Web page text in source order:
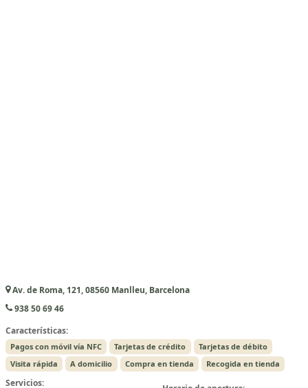
Av. de Roma, 121, 08560 Manlleu, Barcelona
938 50 69 46
Características:
Pagos con móvil vía NFC Tarjetas de crédito
Tarjetas de débito
Visita rápida
A domicilio Compra en tienda Recogida en tienda
Servicios: